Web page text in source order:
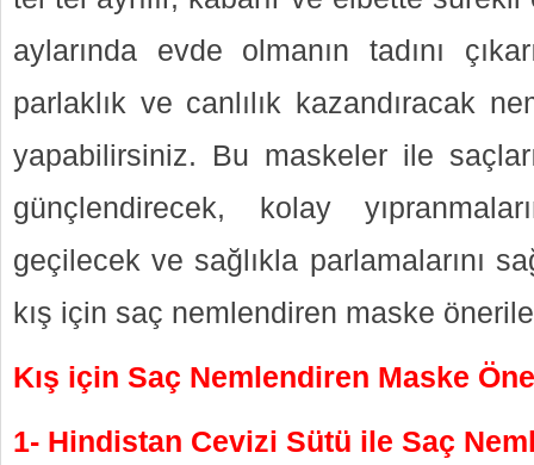
aylarında evde olmanın tadını
parlaklık ve canlılık kazandıracak
yapabilirsiniz. Bu maskeler ile
günçlendirecek, kolay
geçilecek ve sağlıkla parlamalarını
kış için saç nemlendiren maske
Kış için Saç Nemlendiren Maske
1- Hindistan Cevizi Sütü ile Saç